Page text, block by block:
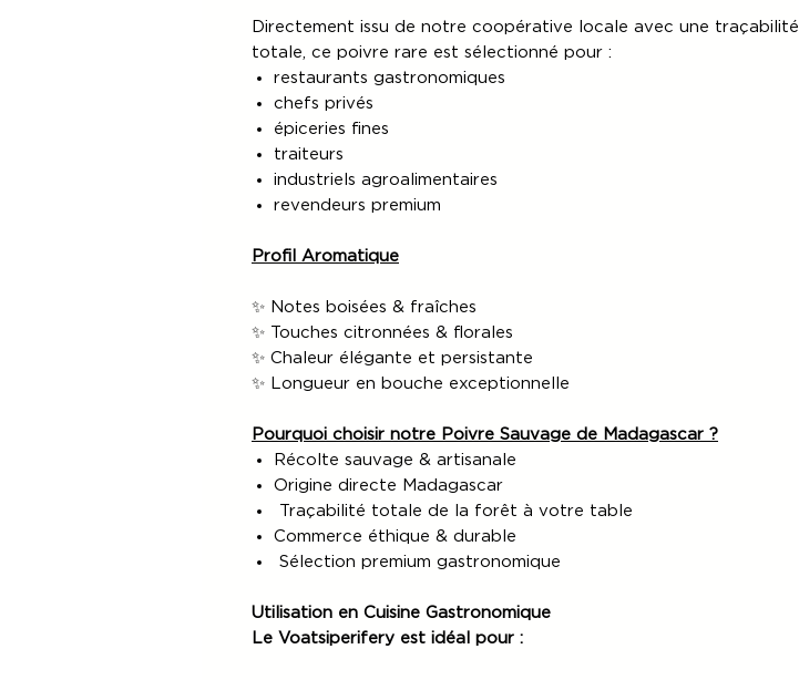
Directement issu de notre coopérative locale avec une traçabilité
totale, ce poivre rare est sélectionné pour :
restaurants gastronomiques
chefs privés
épiceries fines
traiteurs
industriels agroalimentaires
revendeurs premium
Profil Aromatique
✨ Notes boisées & fraîches
✨ Touches citronnées & florales
✨ Chaleur élégante et persistante
✨ Longueur en bouche exceptionnelle
Pourquoi choisir notre Poivre Sauvage de Madagascar ?
Récolte sauvage & artisanale
Origine directe Madagascar
Traçabilité totale de la forêt à votre table
Commerce éthique & durable
Sélection premium gastronomique
Utilisation en Cuisine Gastronomique
Le Voatsiperifery est idéal pour :